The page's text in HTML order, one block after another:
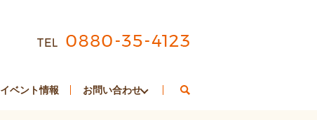
イベント情報 お問い合わせ